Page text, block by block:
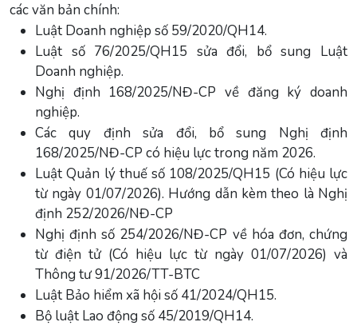
các văn bản chính:
Luật Doanh nghiệp số 59/2020/QH14.
Luật số 76/2025/QH15 sửa đổi, bổ sung Luật
Doanh nghiệp.
Nghị định 168/2025/NĐ-CP về đăng ký doanh
nghiệp.
Các quy định sửa đổi, bổ sung Nghị định
168/2025/NĐ-CP có hiệu lực trong năm 2026.
Luật Quản lý thuế số 108/2025/QH15 (Có hiệu lực
từ ngày 01/07/2026). Hướng dẫn kèm theo là Nghị
định 252/2026/NĐ-CP
Nghị định số 254/2026/NĐ-CP về hóa đơn, chứng
từ điện tử (Có hiệu lực từ ngày 01/07/2026) và
Thông tư 91/2026/TT-BTC
Luật Bảo hiểm xã hội số 41/2024/QH15.
Bộ luật Lao động số 45/2019/QH14.